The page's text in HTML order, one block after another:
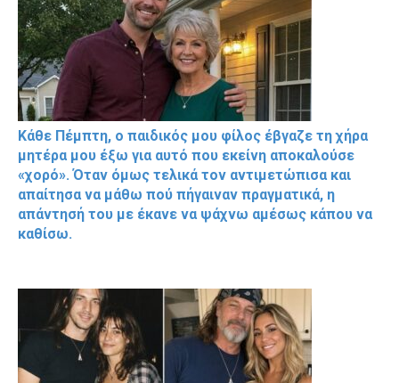
Κάθε Πέμπτη, ο παιδικός μου φίλος έβγαζε τη χήρα
μητέρα μου έξω για αυτό που εκείνη αποκαλούσε
«χορό». Όταν όμως τελικά τον αντιμετώπισα και
απαίτησα να μάθω πού πήγαιναν πραγματικά, η
απάντησή του με έκανε να ψάχνω αμέσως κάπου να
καθίσω.